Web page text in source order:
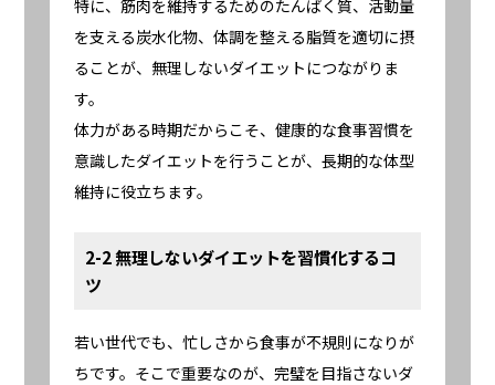
特に、筋肉を維持するためのたんぱく質、活動量
を支える炭水化物、体調を整える脂質を適切に摂
ることが、無理しないダイエットにつながりま
す。
体力がある時期だからこそ、健康的な食事習慣を
意識したダイエットを行うことが、長期的な体型
維持に役立ちます。
2-2 無理しないダイエットを習慣化するコ
ツ
若い世代でも、忙しさから食事が不規則になりが
ちです。そこで重要なのが、完璧を目指さないダ